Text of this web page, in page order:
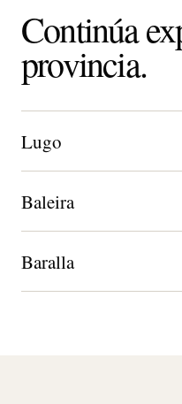
Continúa
provincia.
Lugo
Baleira
Baralla